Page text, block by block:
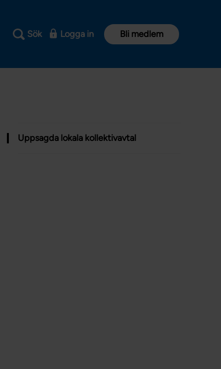
Sök Logga in Bli medlem
Uppsagda lokala kollektivavtal